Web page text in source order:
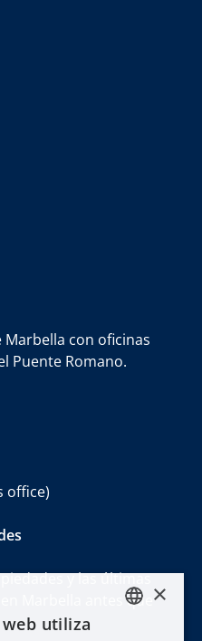
con oficinas
Puente Romano.
office)
y las últimas
Marbella antes que ×
utiliza